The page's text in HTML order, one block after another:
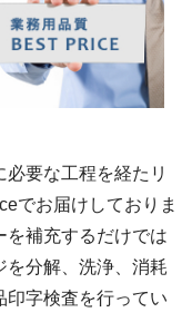
要な工程を経たリ
でお届けしておりま
を補充するだけでは
を分解、洗浄、消耗
印字検査を行ってい